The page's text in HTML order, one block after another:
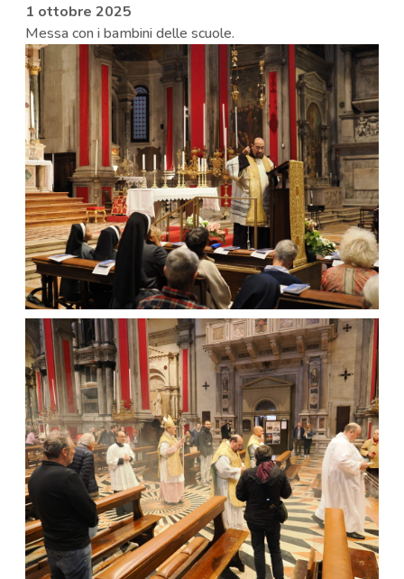
1 ottobre 2025
Messa con i bambini delle scuole.